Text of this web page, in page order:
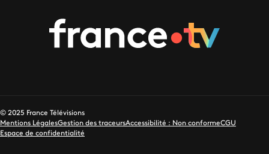
© 2025 France Télévisions
Mentions LégalesGestion des traceursAccessibilité : Non conformeCGU
Espace de confidentialité